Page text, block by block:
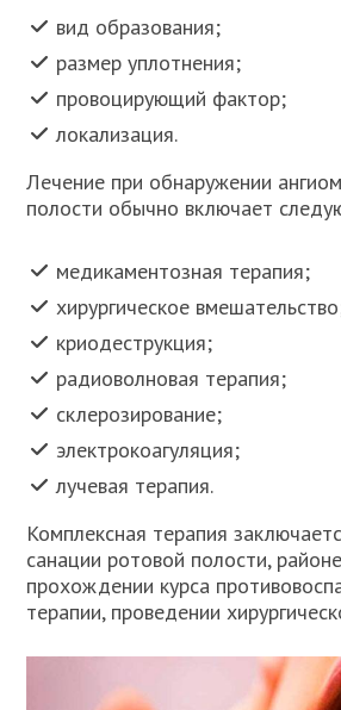
вид образования;
размер уплотнения;
провоцирующий фактор;
локализация.
Лечение при обнаружении
полости обычно включает
медикаментозная терапия;
хирургическое
криодеструкция;
радиоволновая терапия;
склерозирование;
электрокоагуляция;
лучевая терапия.
Комплексная терапия
санации ротовой полости,
прохождении курса
терапии, проведении